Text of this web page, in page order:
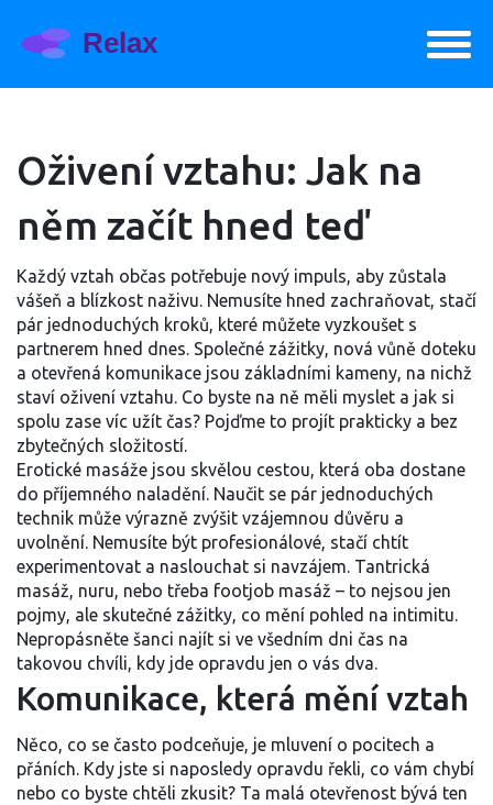
Oživení vztahu: Jak na
něm začít hned teď
Každý vztah občas potřebuje nový impuls, aby zůstala
vášeň a blízkost naživu. Nemusíte hned zachraňovat, stačí
pár jednoduchých kroků, které můžete vyzkoušet s
partnerem hned dnes. Společné zážitky, nová vůně doteku
a otevřená komunikace jsou základními kameny, na nichž
staví oživení vztahu. Co byste na ně měli myslet a jak si
spolu zase víc užít čas? Pojďme to projít prakticky a bez
zbytečných složitostí.
Erotické masáže jsou skvělou cestou, která oba dostane
do příjemného naladění. Naučit se pár jednoduchých
technik může výrazně zvýšit vzájemnou důvěru a
uvolnění. Nemusíte být profesionálové, stačí chtít
experimentovat a naslouchat si navzájem. Tantrická
masáž, nuru, nebo třeba footjob masáž – to nejsou jen
pojmy, ale skutečné zážitky, co mění pohled na intimitu.
Nepropásněte šanci najít si ve všedním dni čas na
takovou chvíli, kdy jde opravdu jen o vás dva.
Komunikace, která mění vztah
Něco, co se často podceňuje, je mluvení o pocitech a
přáních. Kdy jste si naposledy opravdu řekli, co vám chybí
nebo co byste chtěli zkusit? Ta malá otevřenost bývá ten